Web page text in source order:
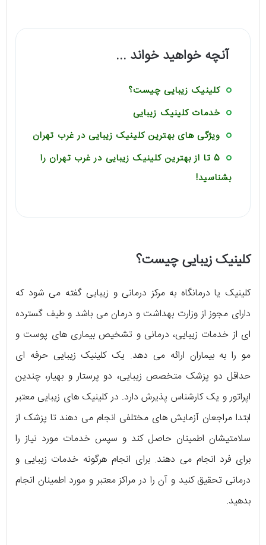
آنچه خواهید خواند ...
کلینیک زیبایی چیست؟
خدمات کلینیک زیبایی
ویژگی های بهترین کلینیک زیبایی در غرب تهران
5 تا از بهترین کلینیک زیبایی در غرب تهران را
بشناسید!
کلینیک زیبایی چیست؟
کلینیک یا درمانگاه به مرکز درمانی و زیبایی گفته می شود که
دارای مجوز از وزارت بهداشت و درمان می باشد و طیف گسترده
ای از خدمات زیبایی، درمانی و تشخیص بیماری های پوست و
مو را به بیماران ارائه می دهد. یک کلینیک زیبایی حرفه ای
حداقل دو پزشک متخصص زیبایی، دو پرستار و بهیار، چندین
اپراتور و یک کارشناس پذیرش دارد. در کلینیک های زیبایی معتبر
ابتدا مراجعان آزمایش های مختلفی انجام می دهند تا پزشک از
سلامتیشان اطمینان حاصل کند و سپس خدمات مورد نیاز را
برای فرد انجام می دهند. برای انجام هرگونه خدمات زیبایی و
درمانی تحقیق کنید و آن را در مراکز معتبر و مورد اطمینان انجام
بدهید.